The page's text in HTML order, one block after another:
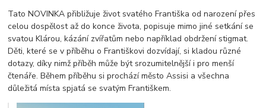
Tato NOVINKA přibližuje život svatého Františka od narození přes
celou dospělost až do konce života, popisuje mimo jiné setkání se
svatou Klárou, kázání zvířatům nebo například obdržení stigmat.
Děti, které se v příběhu o Františkovi dozvídají, si kladou různé
dotazy, díky nimž příběh může být srozumitelnější i pro menší
čtenáře. Během příběhu si prochází město Assisi a všechna
důležitá místa spjatá se svatým Františkem.